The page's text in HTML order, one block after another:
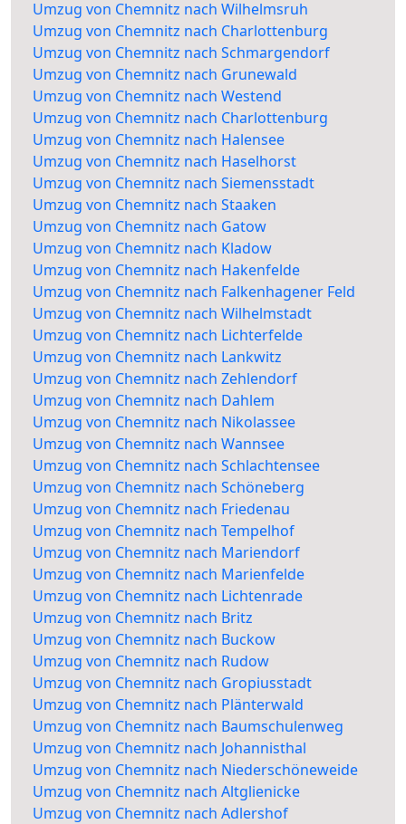
Umzug von Chemnitz nach Wilhelmsruh
Umzug von Chemnitz nach Charlottenburg
Umzug von Chemnitz nach Schmargendorf
Umzug von Chemnitz nach Grunewald
Umzug von Chemnitz nach Westend
Umzug von Chemnitz nach Charlottenburg
Umzug von Chemnitz nach Halensee
Umzug von Chemnitz nach Haselhorst
Umzug von Chemnitz nach Siemensstadt
Umzug von Chemnitz nach Staaken
Umzug von Chemnitz nach Gatow
Umzug von Chemnitz nach Kladow
Umzug von Chemnitz nach Hakenfelde
Umzug von Chemnitz nach Falkenhagener Feld
Umzug von Chemnitz nach Wilhelmstadt
Umzug von Chemnitz nach Lichterfelde
Umzug von Chemnitz nach Lankwitz
Umzug von Chemnitz nach Zehlendorf
Umzug von Chemnitz nach Dahlem
Umzug von Chemnitz nach Nikolassee
Umzug von Chemnitz nach Wannsee
Umzug von Chemnitz nach Schlachtensee
Umzug von Chemnitz nach Schöneberg
Umzug von Chemnitz nach Friedenau
Umzug von Chemnitz nach Tempelhof
Umzug von Chemnitz nach Mariendorf
Umzug von Chemnitz nach Marienfelde
Umzug von Chemnitz nach Lichtenrade
Umzug von Chemnitz nach Britz
Umzug von Chemnitz nach Buckow
Umzug von Chemnitz nach Rudow
Umzug von Chemnitz nach Gropiusstadt
Umzug von Chemnitz nach Plänterwald
Umzug von Chemnitz nach Baumschulenweg
Umzug von Chemnitz nach Johannisthal
Umzug von Chemnitz nach Niederschöneweide
Umzug von Chemnitz nach Altglienicke
Umzug von Chemnitz nach Adlershof